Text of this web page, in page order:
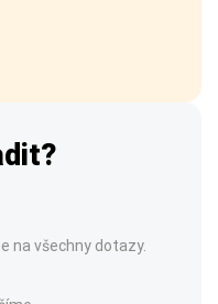
na všechny dotazy.